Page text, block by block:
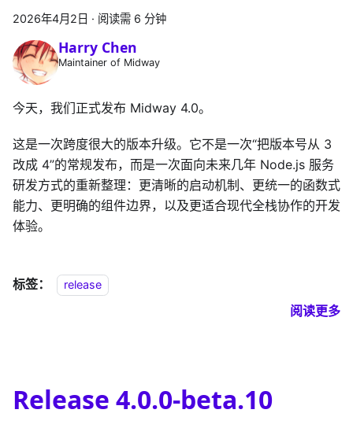
2026年4月2日 · 阅读需 6 分钟
Harry Chen
Maintainer of Midway
今天，我们正式发布 Midway 4.0。
这是一次跨度很大的版本升级。它不是一次“把版本号从 3
改成 4”的常规发布，而是一次面向未来几年 Node.js 服务
研发方式的重新整理：更清晰的启动机制、更统一的函数式
能力、更明确的组件边界，以及更适合现代全栈协作的开发
体验。
标签： release
阅读更多
Release 4.0.0-beta.10